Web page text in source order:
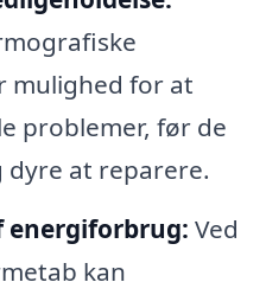
mulighed for at
problemer, før de
dyre at reparere.
energiforbrug: Ved
kan